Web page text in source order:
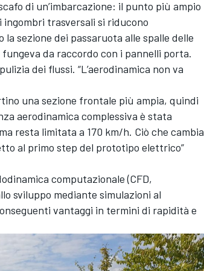
di un’imbarcazione: il punto più ampio
trasversali si riducono
sezione dei passaruota alle spalle delle
da raccordo con i pannelli porta.
dei flussi. “L’aerodinamica non va
una sezione frontale più ampia, quindi
aerodinamica complessiva è stata
resta limitata a 170 km/h. Ciò che cambia
al primo step del prototipo elettrico”
computazionale (CFD,
sviluppo mediante simulazioni al
vantaggi in termini di rapidità e